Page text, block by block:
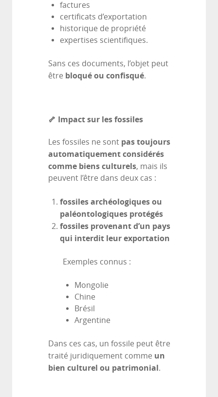
factures
certificats d’exportation
historique de propriété
expertises scientifiques.
Sans ces documents, l’objet peut
être bloqué ou confisqué.
🦴 Impact sur les fossiles
Les fossiles ne sont pas toujours
automatiquement considérés
comme biens culturels, mais ils
peuvent l’être dans deux cas :
fossiles archéologiques ou
paléontologiques protégés
fossiles provenant d’un pays
qui interdit leur exportation
Exemples connus :
Mongolie
Chine
Brésil
Argentine
Dans ces cas, un fossile peut être
traité juridiquement comme un
bien culturel ou patrimonial.